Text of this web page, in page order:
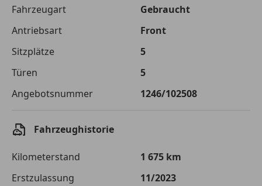
Kreditbetrag
€ 27 100,-
Gesamtbetrag
Einberechnete Gebühren
€ 0,-
Effektivzinsatz
Sollzinssatz
Monatliche Rate € 318,16
Die tatsächlichen Konditionen sind abhängig von Ihrer Bonität sowie
Fahrzeugart
Gebraucht
Antriebsart
Front
Sitzplätze
5
Türen
5
Angebotsnummer
1246/102508
Fahrzeughistorie
Kilometerstand
1 675 km
Erstzulassung
11/2023